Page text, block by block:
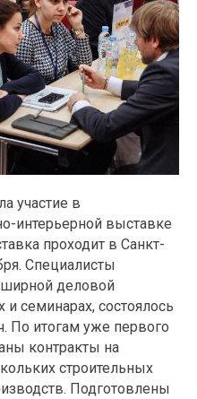
участие в
интерьерной выставке
проходит в Санкт-
Специалисты
деловой
семинарах, состоялось
По итогам уже первого
контракты на
строительных
Подготовлены